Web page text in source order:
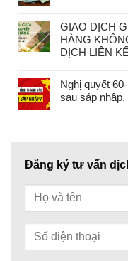
GIAO DỊCH
HÀNG
DỊCH LIÊN
Nghị quyết
sau sáp
Đăng ký tư vấn